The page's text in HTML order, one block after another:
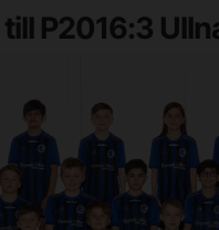
P2016:3